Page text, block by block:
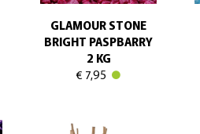
GLAMOUR STONE
BRIGHT PASPBARRY
2 KG
€ 7,95